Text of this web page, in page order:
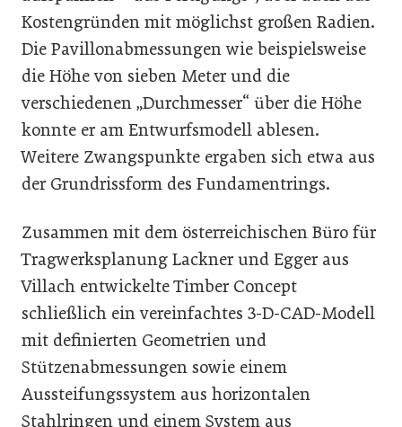
Kostengründen mit möglichst großen Radien.
Die Pavillonabmessungen wie beispielsweise
die Höhe von sieben Meter und die
verschiedenen „Durchmesser“ über die Höhe
konnte er am Entwurfsmodell ablesen.
Weitere Zwangspunkte ergaben sich etwa aus
der Grundrissform des Fundamentrings.
Zusammen mit dem österreichischen Büro für
Tragwerksplanung Lackner und Egger aus
Villach entwickelte Timber Concept
schließlich ein vereinfachtes 3-D-CAD-Modell
mit definierten Geometrien und
Stützenabmessungen sowie einem
Aussteifungssystem aus horizontalen
Stahlringen und einem System aus